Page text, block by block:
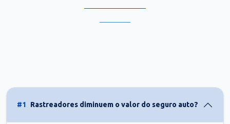
#1 Rastreadores diminuem o valor do seguro auto?